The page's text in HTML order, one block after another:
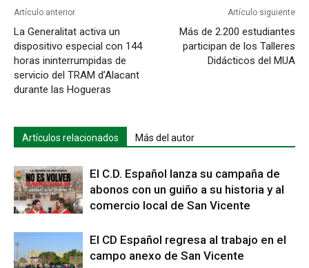
Artículo anterior
La Generalitat activa un
dispositivo especial con 144
horas ininterrumpidas de
servicio del TRAM d’Alacant
durante las Hogueras
Artículo siguiente
Más de 2.200 estudiantes
participan de los Talleres
Didácticos del MUA
Artículos relacionados Más del autor
El C.D. Español lanza su campaña de
abonos con un guiño a su historia y al
comercio local de San Vicente
El CD Español regresa al trabajo en el
campo anexo de San Vicente